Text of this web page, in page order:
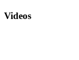
Videos